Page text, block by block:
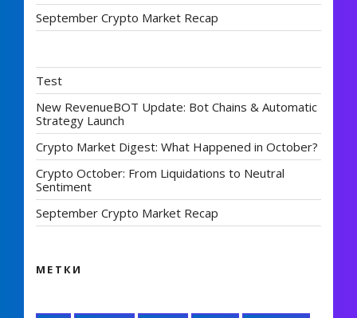
September Crypto Market Recap
Test
New RevenueBOT Update: Bot Chains & Automatic
Strategy Launch
Crypto Market Digest: What Happened in October?
Crypto October: From Liquidations to Neutral
Sentiment
September Crypto Market Recap
МЕТКИ